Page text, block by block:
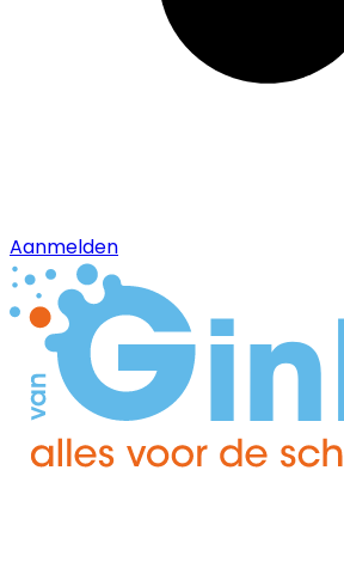
Aanmelden